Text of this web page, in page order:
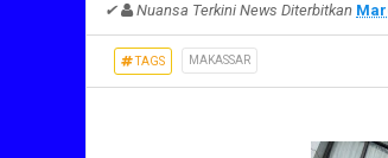
✔ Nuansa Terkini News Diterbitkan
TAGS MAKASSAR